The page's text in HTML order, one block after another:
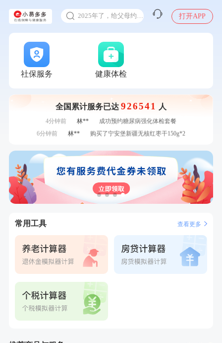
2025年了，给父母约个体检
入职体检在线预约
打开APP
社保服务 健康体检
全国累计服务已达 926541 人
刚刚 林**
购买了小熊电烤箱 DKX-F10M6
刚刚
林**
购买了小熊电烤箱 DKX-F10M6
刚刚
周**
购买了BP3颈椎热敷枕
购买了BP3颈椎热敷枕
1分钟前
成功预约了标准体检套餐（男）
1分钟前
成功预约糖尿病强化体检套餐
4分钟前
叶**
成功预约了男性婚前体检基础套餐
4分钟前
林**
成功预约糖尿病强化体检套餐
6分钟前
林**
购买了宁安堡新疆无核红枣干150g*2
7分钟前
林**
成功预约糖尿病强化体检套餐
7分钟前
刘**
成功预约了入职体检套餐
购买了小熊电烤箱 DKX-F10M6
林** 购买了小熊电烤箱 DKX-F10M6
常用工具 查看更多